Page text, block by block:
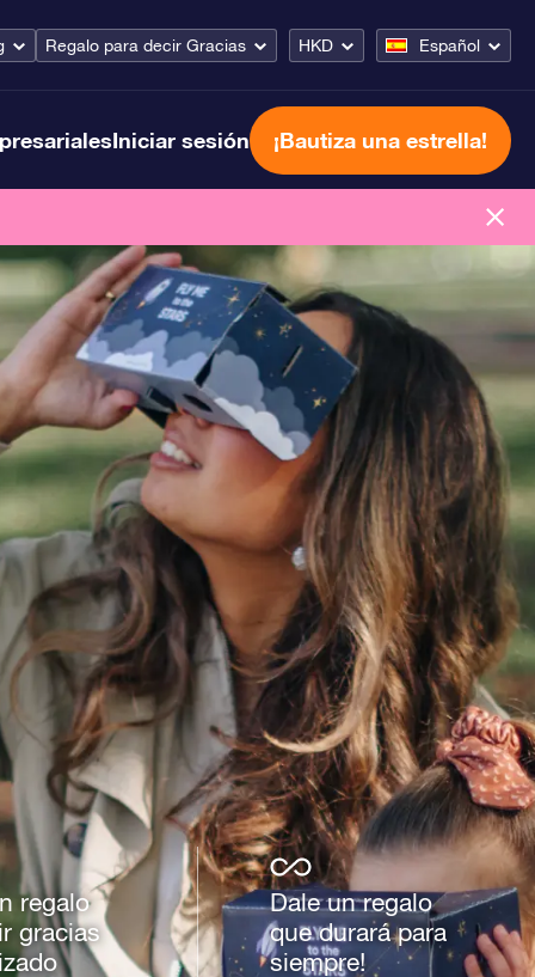
Regalo para decir Gracias HKD Español
Iniciar sesión ¡Bautiza una estrella!
regalo
gracias
Dale un regalo
que durará para
siempre!